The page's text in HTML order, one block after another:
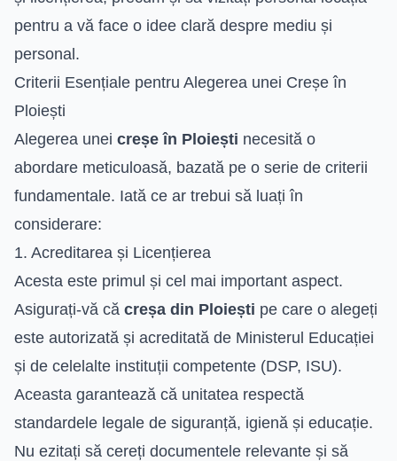
pentru a vă face o idee clară despre mediu și
personal.
Criterii Esențiale pentru Alegerea unei Creșe în
Ploiești
Alegerea unei creșe în Ploiești necesită o
abordare meticuloasă, bazată pe o serie de criterii
fundamentale. Iată ce ar trebui să luați în
considerare:
1. Acreditarea și Licențierea
Acesta este primul și cel mai important aspect.
Asigurați-vă că creșa din Ploiești pe care o alegeți
este autorizată și acreditată de Ministerul Educației
și de celelalte instituții competente (DSP, ISU).
Aceasta garantează că unitatea respectă
standardele legale de siguranță, igienă și educație.
Nu ezitați să cereți documentele relevante și să